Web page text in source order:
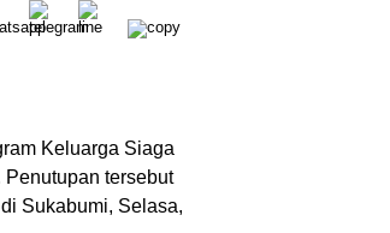
Keluarga Siaga
tersebut
Sukabumi, Selasa,